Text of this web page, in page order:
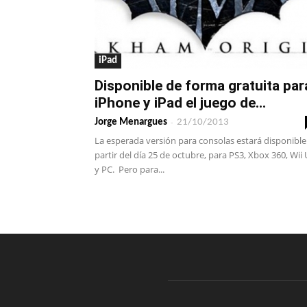
iPad
Disponible de forma gratuita
iPhone y iPad el juego de...
Jorge Menargues - 21/10/2013
La esperada versión para consolas estará
partir del día 25 de octubre, para PS3, Xbox 360, Wii
y PC. Pero para...